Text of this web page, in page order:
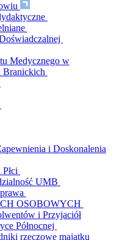
Medycznego w
Branickich
i Doskonalenia
UMB
OSOBOWYCH
i Przyjaciół
Północnej
rzeczowe majątku